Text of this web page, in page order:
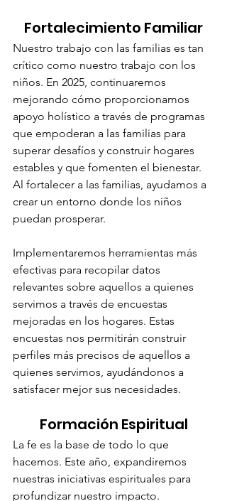
Fortalecimiento Familiar
Nuestro trabajo con las familias es tan
crítico como nuestro trabajo con los
niños. En 2025, continuaremos
mejorando cómo proporcionamos
apoyo holístico a través de programas
que empoderan a las familias para
superar desafíos y construir hogares
estables y que fomenten el bienestar.
Al fortalecer a las familias, ayudamos a
crear un entorno donde los niños
puedan prosperar.
Implementaremos herramientas más
efectivas para recopilar datos
relevantes sobre aquellos a quienes
servimos a través de encuestas
mejoradas en los hogares. Estas
encuestas nos permitirán construir
perfiles más precisos de aquellos a
quienes servimos, ayudándonos a
satisfacer mejor sus necesidades.
Formación Espiritual
La fe es la base de todo lo que
hacemos. Este año, expandiremos
nuestras iniciativas espirituales para
profundizar nuestro impacto.